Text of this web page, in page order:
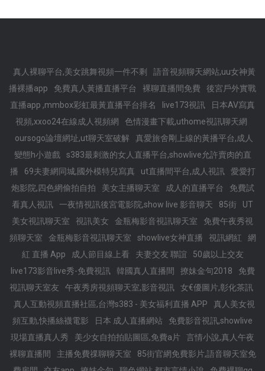
真人裸聊平台,美女跳舞視頻一件不剩
語音視頻聊天網站,uu女神黃
播裸播app
免費真人黃播直播平台 裸聊直播間免費
後宮戶外實戰
直播app ,mmbox彩虹最黃直播平台排名
live173視訊
日本AV寫真
視頻,xxoo24在線成人視頻網
色情漫畫下載,uthome視訊聊天網
oursogo論壇網址,ut聊天室破解
真愛旅舍剛上線的黃播平台,成人
變態h小遊戲
s383最刺激的女人直播平台,showlive允許賣肉的直
播
69夫妻網同城,國外模特兒寫真 ut直播間平台,成人視訊
愛愛打
炮影院,四色網偷拍自拍
美女主播聊天室 成人的直播平台
免費試
看真人視訊
一夜情視訊後宮電影院,show live 影音聊天 85街
UT
美女視訊聊天室
視訊美女 金瓶梅影音視訊聊天室
免費午夜秀視
頻聊天室
金瓶梅影音視訊聊天室 showlive女神直播 視訊網紅
網
紅 直播 App
成人節目線上看 夫妻交友 聯誼
50歲以上交友
live173影音live秀-免費視訊
韓國真人直播間 撩妹金句2018
免費
視訊聊天室友
午夜秀房視頻聊天室,影音視訊
女€優圖片,彰化茶訊
真人互動視頻直播社區,台灣s383 - 美女福利直播 APP
真人美女視
頻互動,快播絲襪電影
日本 成人直播網站
免費影音視訊,showlive
現場直播真人秀
美少女自拍拍貼圖區,免費a片
言情小說,真人午夜
裸聊直播間
主播免費祼聊聊天室
85街官網免費影片,語音聊天室免